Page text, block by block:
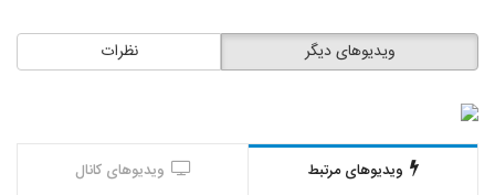
نظرات ویدیوهای دیگر
ویدیوهای مرتبط ویدیوهای کانال